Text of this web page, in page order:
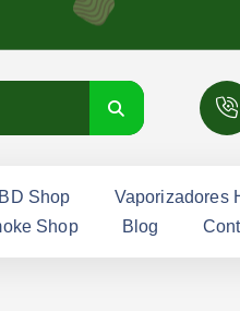
Shop
Vaporizadores
Shop Blog